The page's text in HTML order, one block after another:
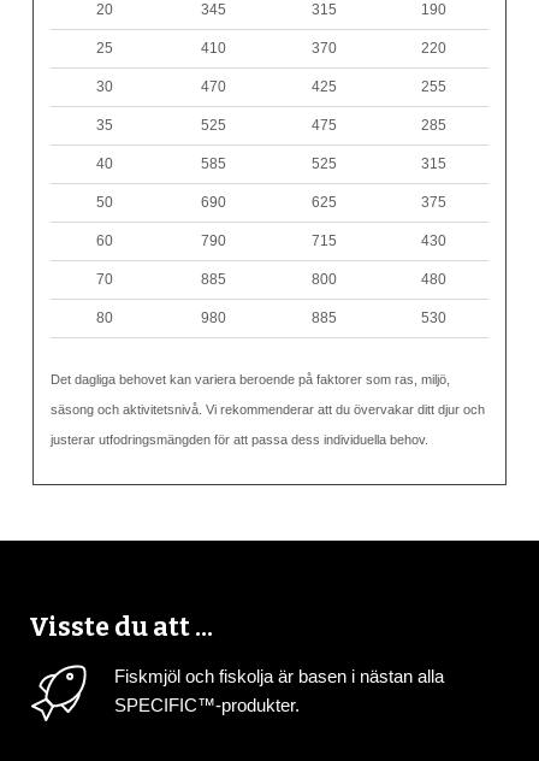
20 345 315 190
25 410 370 220
30 470 425 255
35 525 475 285
40 585 525 315
50 690 625 375
60 790 715 430
70 885 800 480
80 980 885 530
Det dagliga behovet kan variera beroende på faktorer som ras, miljö,
säsong och aktivitetsnivå. Vi rekommenderar att du övervakar ditt djur och
justerar utfodringsmängden för att passa dess individuella behov.
Visste du att ...
Fiskmjöl och fiskolja är basen i nästan alla
SPECIFIC™-produkter.